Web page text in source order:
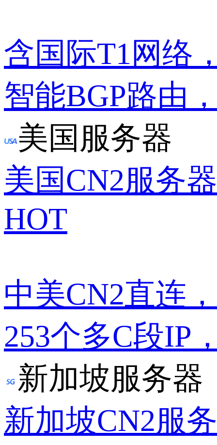
含国际T1网络
智能BGP路由
美国服务器
美国CN2服务器
HOT
中美CN2直连
253个多C段IP
新加坡服务器
新加坡CN2服